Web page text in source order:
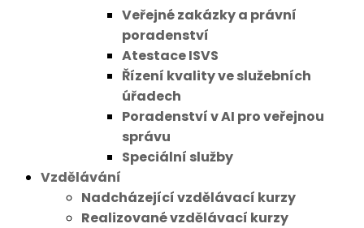
Veřejné zakázky a právní
poradenství
Atestace ISVS
Řízení kvality ve služebních
úřadech
Poradenství v AI pro veřejnou
správu
Speciální služby
Vzdělávání
Nadcházející vzdělávací kurzy
Realizované vzdělávací kurzy